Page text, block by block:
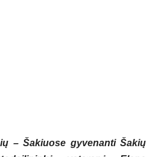
– Šakiuose gyvenanti Šakių